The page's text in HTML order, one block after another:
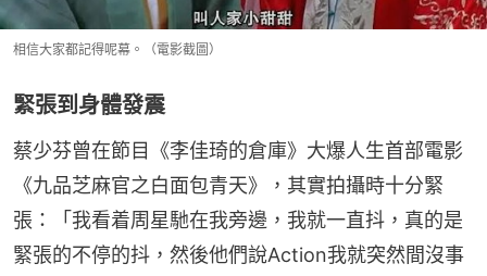
相信大家都記得呢幕。（電影截圖）
緊張到身體發震
蔡少芬曾在節目《李佳琦的倉庫》大爆人生首部電影
《九品芝麻官之白面包青天》，其實拍攝時十分緊
張：「我看着周星馳在我旁邊，我就一直抖，真的是
緊張的不停的抖，然後他們說Action我就突然間沒事